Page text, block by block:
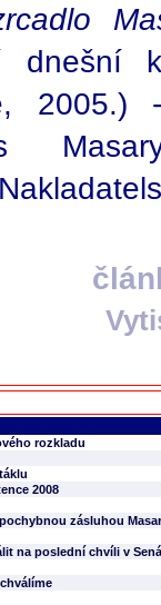
rozkladu
2008
zásluhou
na poslední chvíli v